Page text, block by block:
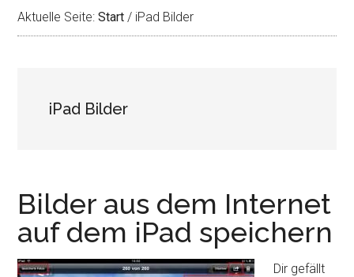
Aktuelle Seite:Start / iPad Bilder
iPad Bilder
Bilder aus dem Internet
auf dem iPad speichern
Dir gefällt